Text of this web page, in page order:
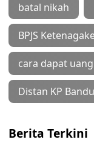
batal nikah
BPJS
cara dapat
Distan KP
Berita Terkini